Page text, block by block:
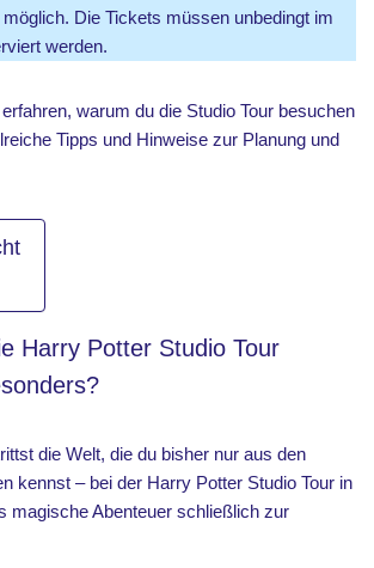
Die Tickets müssen unbedingt im
werden.
warum du die Studio Tour besuchen
Tipps und Hinweise zur Planung und
Harry Potter Studio Tour
die Welt, die du bisher nur aus den
kennst – bei der Harry Potter Studio Tour in
magische Abenteuer schließlich zur